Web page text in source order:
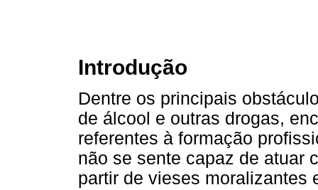
Introdução
Dentre os principais
de álcool e outras drogas,
referentes à formação
não se sente capaz de atuar
partir de vieses moralizantes